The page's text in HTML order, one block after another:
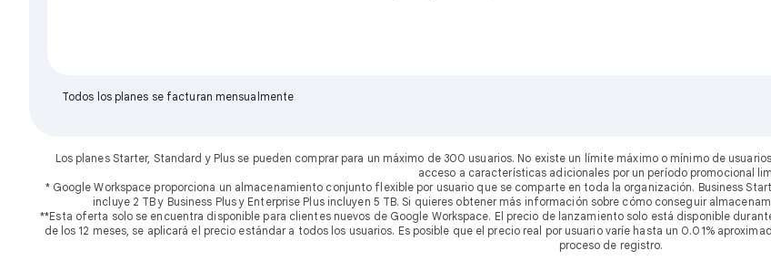
Todos los planes se facturan mensualmente
Los planes Starter, Standard y Plus se pueden comprar para un máximo de 300 usuarios. No existe un límite máximo o mínimo de
acceso a características adicionales por un período promocional
* Google Workspace proporciona un almacenamiento conjunto flexible por usuario que se comparte en toda la organización. Business
incluye 2 TB y Business Plus y Enterprise Plus incluyen 5 TB. Si quieres obtener más información sobre cómo conseguir
**Esta oferta solo se encuentra disponible para clientes nuevos de Google Workspace. El precio de lanzamiento solo está disponible
de los 12 meses, se aplicará el precio estándar a todos los usuarios. Es posible que el precio real por usuario varíe hasta un 0.01%
proceso de registro.